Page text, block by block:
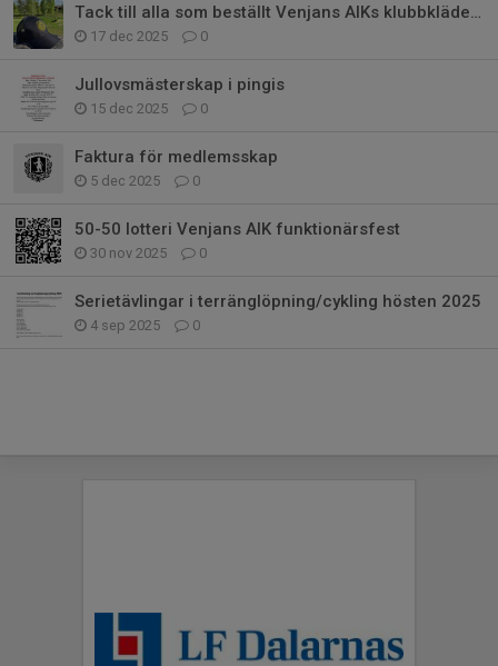
Tack till alla som beställt Venjans AIKs klubbkläder i år!
17 dec 2025 0
Jullovsmästerskap i pingis
15 dec 2025 0
Faktura för medlemsskap
5 dec 2025 0
50-50 lotteri Venjans AIK funktionärsfest
30 nov 2025 0
Serietävlingar i terränglöpning/cykling hösten 2025
4 sep 2025 0